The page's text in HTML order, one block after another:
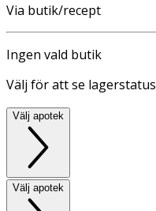
Via butik/recept
Ingen vald butik
Välj för att se lagerstatus
Välj apotek
Välj apotek